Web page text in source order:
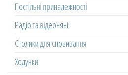
Постільні приналежності
Радіо та відеоняні
Столики для сповивання
Ходунки